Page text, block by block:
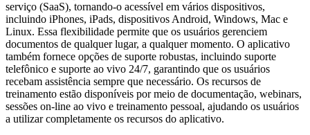
serviço (SaaS), tornando-o acessível em vários dispositivos,
incluindo iPhones, iPads, dispositivos Android, Windows, Mac e
Linux. Essa flexibilidade permite que os usuários gerenciem
documentos de qualquer lugar, a qualquer momento. O aplicativo
também fornece opções de suporte robustas, incluindo suporte
telefônico e suporte ao vivo 24/7, garantindo que os usuários
recebam assistência sempre que necessário. Os recursos de
treinamento estão disponíveis por meio de documentação, webinars,
sessões on-line ao vivo e treinamento pessoal, ajudando os usuários
a utilizar completamente os recursos do aplicativo.